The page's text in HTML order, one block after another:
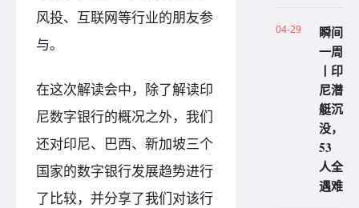
风投、互联网等行业的朋友参
与。
在这次解读会中，除了解读印
尼数字银行的概况之外，我们
还对印尼、巴西、新加坡三个
国家的数字银行发展趋势进行
了比较，并分享了我们对该行
04-29
瞬间
一周
丨印
尼潜
艇沉
没，
53
人全
遇难